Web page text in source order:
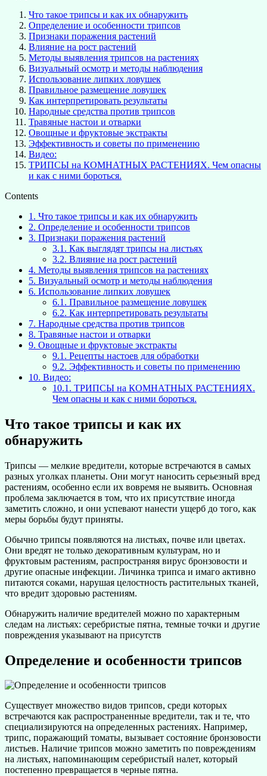
Что такое трипсы и как их обнаружить
Определение и особенности трипсов
Признаки поражения растений
Влияние на рост растений
Методы выявления трипсов на растениях
Визуальный осмотр и методы наблюдения
Использование липких ловушек
Правильное размещение ловушек
Как интерпретировать результаты
Народные средства против трипсов
Травяные настои и отварки
Овощные и фруктовые экстракты
Эффективность и советы по применению
Видео:
ТРИПСЫ на КОМНАТНЫХ РАСТЕНИЯХ. Чем опасны
и как с ними бороться.
Contents
1. Что такое трипсы и как их обнаружить
2. Определение и особенности трипсов
3. Признаки поражения растений
3.1. Как выглядят трипсы на листьях
3.2. Влияние на рост растений
4. Методы выявления трипсов на растениях
5. Визуальный осмотр и методы наблюдения
6. Использование липких ловушек
6.1. Правильное размещение ловушек
6.2. Как интерпретировать результаты
7. Народные средства против трипсов
8. Травяные настои и отварки
9. Овощные и фруктовые экстракты
9.1. Рецепты настоев для обработки
9.2. Эффективность и советы по применению
10. Видео:
10.1. ТРИПСЫ на КОМНАТНЫХ РАСТЕНИЯХ.
Чем опасны и как с ними бороться.
Что такое трипсы и как их
обнаружить
Трипсы — мелкие вредители, которые встречаются в самых
разных уголках планеты. Они могут наносить серьезный вред
растениям, особенно если их вовремя не выявить. Основная
проблема заключается в том, что их присутствие иногда
заметить сложно, и они успевают нанести ущерб до того, как
меры борьбы будут приняты.
Обычно трипсы появляются на листьях, почве или цветах.
Они вредят не только декоративным культурам, но и
фруктовым растениям, распространяя вирус бронзовости и
другие опасные инфекции. Личинка трипса и имаго активно
питаются соками, нарушая целостность растительных тканей,
что вредит здоровью растениям.
Обнаружить наличие вредителей можно по характерным
следам на листьях: серебристые пятна, темные точки и другие
повреждения указывают на присутств
Определение и особенности трипсов
Существует множество видов трипсов, среди которых
встречаются как распространенные вредители, так и те, что
специализируются на определенных растениях. Например,
трипс, поражающий томаты, вызывает состояние бронзовости
листьев. Наличие трипсов можно заметить по повреждениям
на листьях, напоминающим серебристый налет, который
постепенно превращается в черные пятна.